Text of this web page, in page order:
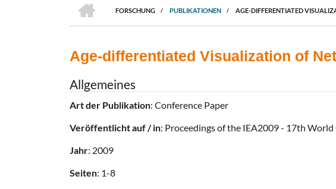
PFADNAVIGATION
FORSCHUNG
/ PUBLIKATIONEN / AGE-DIFFERENTIATED
Age-differentiated Visualization of
Allgemeines
Art der Publikation: Conference Paper
Veröffentlicht auf / in: Proceedings of the IEA2009 - 17th
Jahr: 2009
Seiten: 1-8